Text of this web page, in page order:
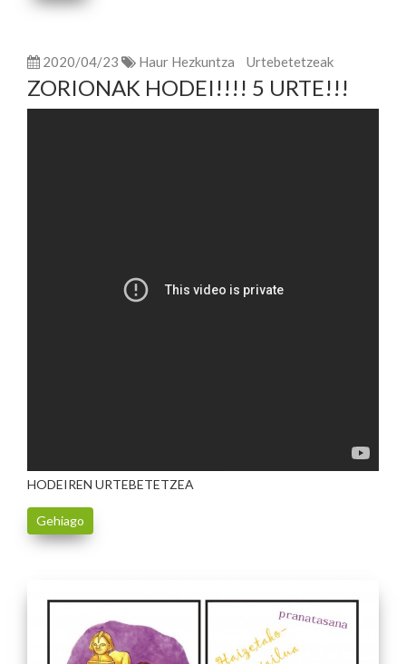
2020/04/23 Haur Hezkuntza Urtebetetzeak
ZORIONAK HODEI!!!! 5 URTE!!!
HODEIREN URTEBETETZEA
Gehiago